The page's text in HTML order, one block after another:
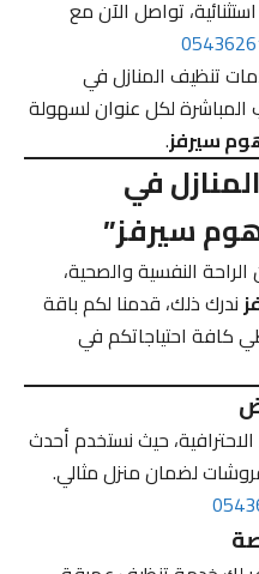
تواصل الآن مع
تنظيف المنازل في
لكل عنوان لسهولة
سيرفز.
في
سيرفز”
النفسية والصحية،
ذلك، قدمنا لكم باقة
احتياجاتكم في
حيث نستخدم أحدث
لضمان منزل مثالي.